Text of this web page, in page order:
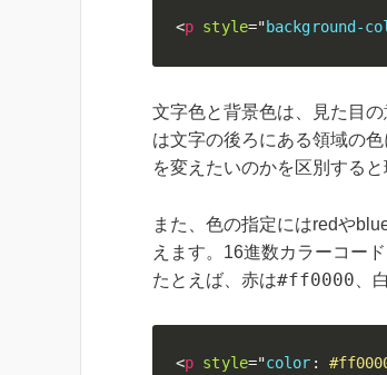
<p style="background-
文字色と背景色は、見た目
は文字の後ろにある領域の
を変えたいのかを区別すると
また、色の指定にはredや
えます。16進数カラーコード
たとえば、赤は#ff0000 、
<p style="color :